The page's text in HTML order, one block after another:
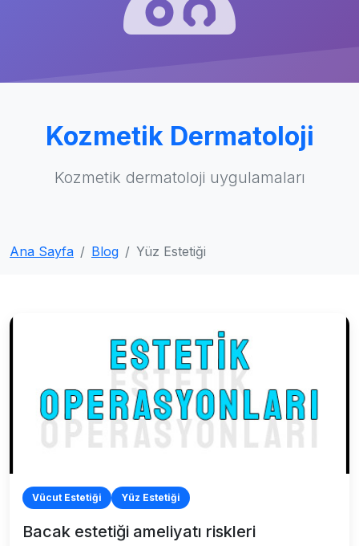
Kozmetik Dermatoloji
Kozmetik dermatoloji uygulamaları
Ana Sayfa Blog Yüz Estetiği
Vücut Estetiği Yüz Estetiği
Bacak estetiği ameliyatı riskleri